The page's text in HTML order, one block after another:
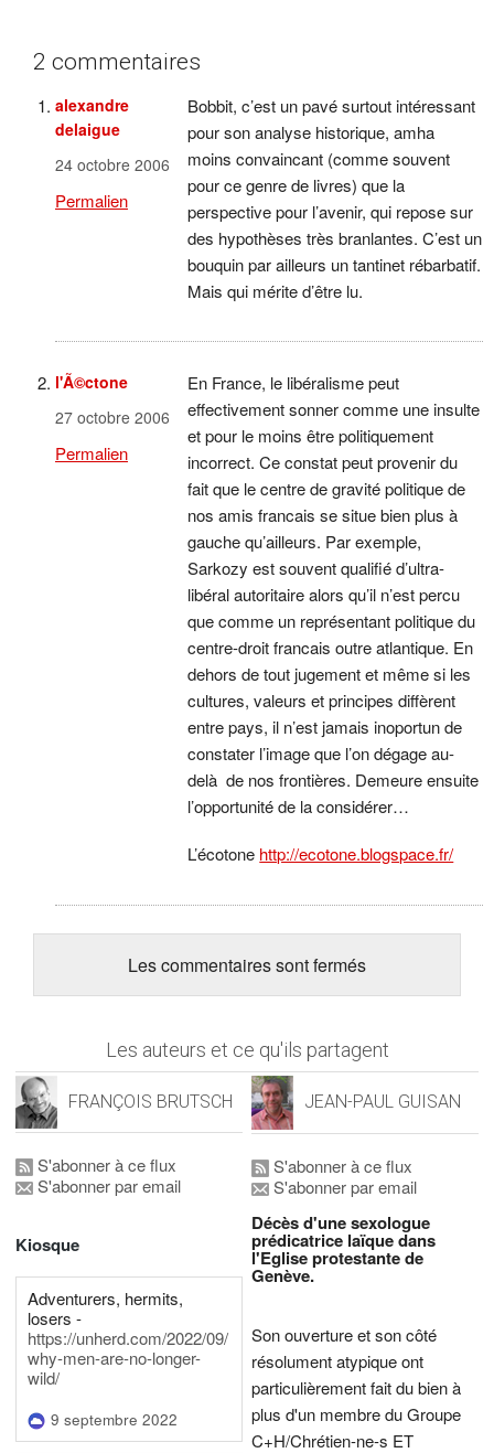
2 commentaires
alexandre
delaigue
24 octobre 2006
Permalien
Bobbit, c’est un pavé surtout intéressant
pour son analyse historique, amha
moins convaincant (comme souvent
pour ce genre de livres) que la
perspective pour l’avenir, qui repose sur
des hypothèses très branlantes. C’est un
bouquin par ailleurs un tantinet rébarbatif.
Mais qui mérite d’être lu.
l'Ã©ctone
27 octobre 2006
Permalien
En France, le libéralisme peut
effectivement sonner comme une insulte
et pour le moins être politiquement
incorrect. Ce constat peut provenir du
fait que le centre de gravité politique de
nos amis francais se situe bien plus à
gauche qu’ailleurs. Par exemple,
Sarkozy est souvent qualifié d’ultra-
libéral autoritaire alors qu’il n’est percu
que comme un représentant politique du
centre-droit francais outre atlantique. En
dehors de tout jugement et même si les
cultures, valeurs et principes diffèrent
entre pays, il n’est jamais inoportun de
constater l’image que l’on dégage au-
delà de nos frontières. Demeure ensuite
l’opportunité de la considérer…
L’écotone http://ecotone.blogspace.fr/
Les commentaires sont fermés
Les auteurs et ce qu'ils partagent
FRANÇOIS BRUTSCH
S'abonner à ce flux
S'abonner par email
Kiosque
Adventurers, hermits,
losers -
https://unherd.com/2022/09/
why-men-are-no-longer-
wild/
9 septembre 2022
JEAN-PAUL GUISAN
S'abonner à ce flux
S'abonner par email
Décès d'une sexologue
prédicatrice laïque dans
l'Eglise protestante de
Genève.
Son ouverture et son côté
résolument atypique ont
particulièrement fait du bien à
plus d'un membre du Groupe
C+H/Chrétien-ne-s ET